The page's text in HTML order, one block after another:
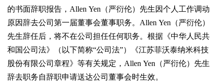
的书面辞职报告，Allen Yen（严衍伦）先生因个人工作调动
原因辞去公司第一届董事会董事职务。Allen Yen（严衍伦）
先生辞任后，将不在公司担任任何职务。根据《中华人民共
和国公司法》（以下简称“公司法”）《江苏菲沃泰纳米科技
股份有限公司章程》等有关规定，Allen Yen（严衍伦）先生
辞去职务自辞职申请送达公司董事会时生效。